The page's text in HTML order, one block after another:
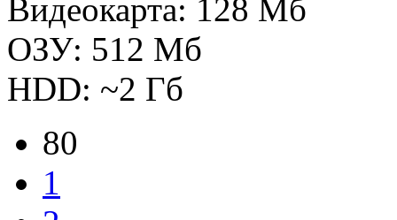
Видеокарта: 128 Мб
ОЗУ: 512 Мб
HDD: ~2 Гб
80
1